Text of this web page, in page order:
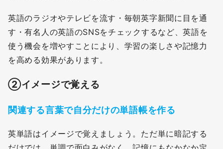
英語のラジオやテレビを流す・毎朝英字新聞に目を通
す・有名人の英語のSNSをチェックするなど、英語を
使う機会を増やすことにより、学習の楽しさや記憶力
を高める効果があります。
②イメージで覚える
関連する言葉で自分だけの単語帳を作る
英単語はイメージで覚えましょう。ただ単に暗記する